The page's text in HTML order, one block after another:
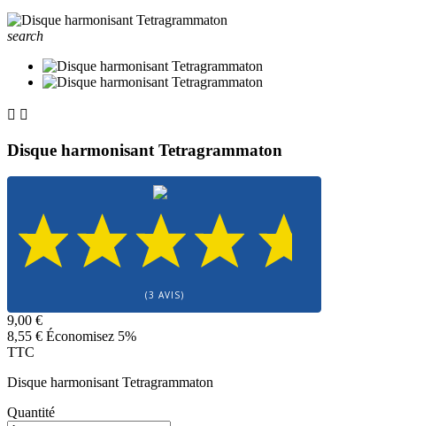
search
 
Disque harmonisant Tetragrammaton
(3 AVIS)
9,00 €
8,55 € Économisez 5%
TTC
Disque harmonisant Tetragrammaton
Quantité